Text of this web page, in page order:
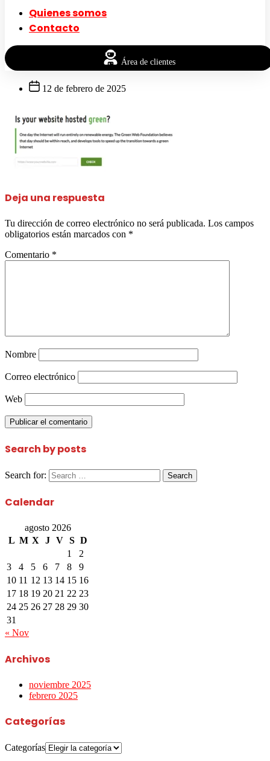
Quienes somos
Contacto
Área de clientes
12 de febrero de 2025
Deja una respuesta
Tu dirección de correo electrónico no será publicada. Los campos
obligatorios están marcados con *
Comentario *
Nombre
Correo electrónico
Web
Search by posts
Search for:
Calendar
agosto 2026
L M X J V S D
1
2
3
4 5 6 7 8
9
10 11 12 13 14 15 16
17 18 19 20 21 22 23
24 25 26 27 28 29 30
31
« Nov
Archivos
noviembre 2025
febrero 2025
Categorías
Categorías